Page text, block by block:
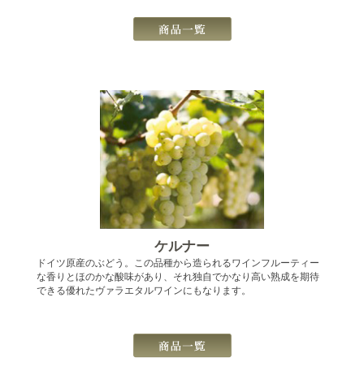
ケルナー
ドイツ原産のぶどう。この品種から造られるワインフルーティー
な香りとほのかな酸味があり、それ独自でかなり高い熟成を期待
できる優れたヴァラエタルワインにもなります。